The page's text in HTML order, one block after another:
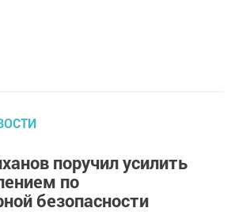
поручил усилить
по
безопасности